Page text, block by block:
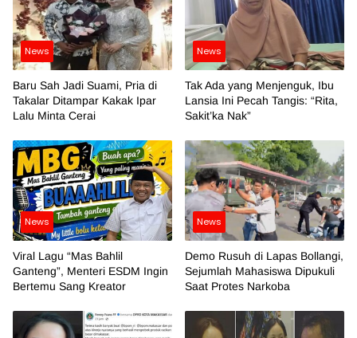
News
Baru Sah Jadi Suami, Pria di
Takalar Ditampar Kakak Ipar
Lalu Minta Cerai
News
Tak Ada yang Menjenguk, Ibu
Lansia Ini Pecah Tangis: “Rita,
Sakit’ka Nak”
News
Viral Lagu “Mas Bahlil
Ganteng”, Menteri ESDM Ingin
Bertemu Sang Kreator
News
Demo Rusuh di Lapas Bollangi,
Sejumlah Mahasiswa Dipukuli
Saat Protes Narkoba